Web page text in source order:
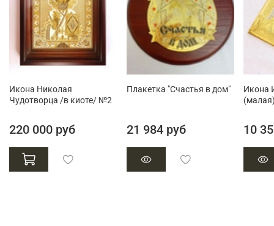
Икона Николая
Чудотворца /в киоте/ №2
220 000 руб
Плакетка "Счастья в дом"
21 984 руб
Икона
10